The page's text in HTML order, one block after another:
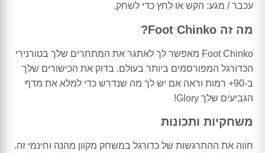
עכבר / מגע: הקש או לחץ כדי לשחק.
מה זה Foot Chinko?
Foot Chinko מאפשר לך לאתגר את המתחרים שלך בטורנירי
הכדורגל המפורסמים ביותר בעולם. בדוק את הכישורים שלך
ב-90+ רמות וראה אם יש לך מה שנדרש כדי למלא את מדף
הגביעים שלך Glory!
משחקיות ותכונות
חווה את ההתרגשות של כדורגל במשחק מקוון מהנה וחינמי זה.